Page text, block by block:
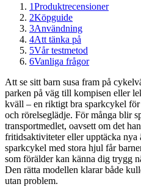
1Produktrecensioner
2Köpguide
3Användning
4Att tänka på
5Vår testmetod
6Vanliga frågor
Att se sitt barn susa fram på
parken på väg till kompisen eller
kväll – en riktigt bra sparkcykel
och rörelseglädje. För många blir
transportmedlet, oavsett om det
fritidsaktiviteter eller upptäcka nya
sparkcykel med stora hjul får
som förälder kan känna dig trygg
Den rätta modellen klarar både
utan problem.